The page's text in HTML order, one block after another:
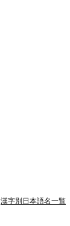
漢字別日本語名一覧